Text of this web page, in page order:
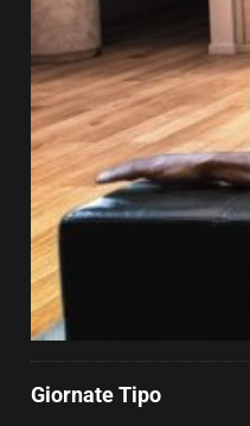
Giornate Tipo